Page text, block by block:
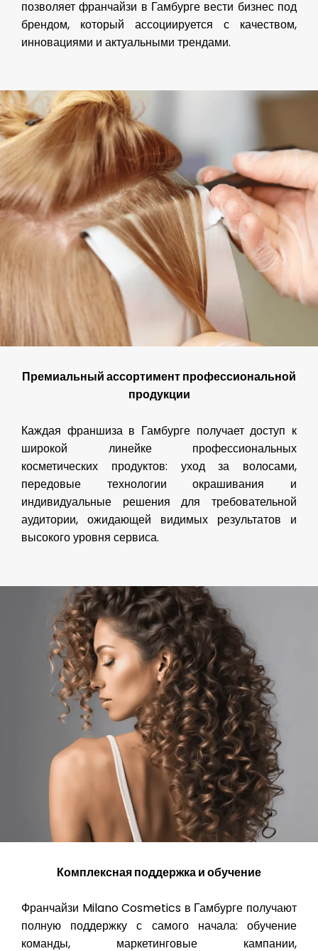
позволяет франчайзи в Гамбурге вести бизнес под
брендом, который ассоциируется с качеством,
инновациями и актуальными трендами.
Премиальный ассортимент профессиональной
продукции
Каждая франшиза в Гамбурге получает доступ к
широкой линейке профессиональных
косметических продуктов: уход за волосами,
передовые технологии окрашивания и
индивидуальные решения для требовательной
аудитории, ожидающей видимых результатов и
высокого уровня сервиса.
Комплексная поддержка и обучение
Франчайзи Milano Cosmetics в Гамбурге получают
полную поддержку с самого начала: обучение
команды, маркетинговые кампании,